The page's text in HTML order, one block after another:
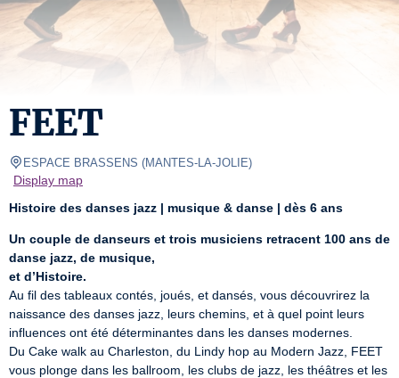
FEET
ESPACE BRASSENS (MANTES-LA-JOLIE)
Display map
Histoire des danses jazz | musique & danse | dès 6 ans
Un couple de danseurs et trois musiciens retracent 100 ans de
danse jazz, de musique,
et d’Histoire.
Au fil des tableaux contés, joués, et dansés, vous découvrirez la
naissance des danses jazz, leurs chemins, et à quel point leurs
influences ont été déterminantes dans les danses modernes.
Du Cake walk au Charleston, du Lindy hop au Modern Jazz, FEET
vous plonge dans les ballroom, les clubs de jazz, les théâtres et les